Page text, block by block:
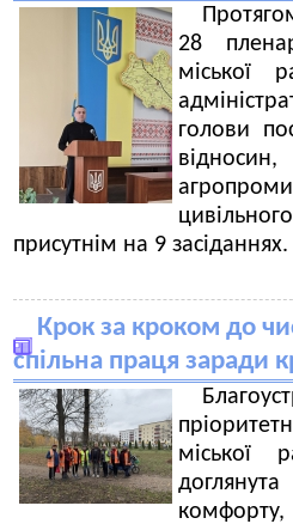
28
міської
голови
присутнім на 9 засіданнях.
Крок за кроком до
спільна праця заради
міської